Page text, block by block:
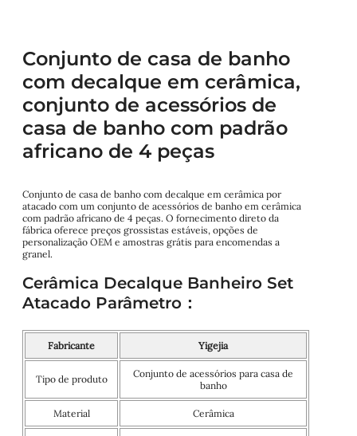
Conjunto de casa de banho
com decalque em cerâmica,
conjunto de acessórios de
casa de banho com padrão
africano de 4 peças
Conjunto de casa de banho com decalque em cerâmica por
atacado com um conjunto de acessórios de banho em cerâmica
com padrão africano de 4 peças. O fornecimento direto da
fábrica oferece preços grossistas estáveis, opções de
personalização OEM e amostras grátis para encomendas a
granel.
Cerâmica Decalque Banheiro Set
Atacado Parâmetro：
Fabricante Yigejia
Tipo de produto
Conjunto de acessórios para casa de
banho
Material Cerâmica